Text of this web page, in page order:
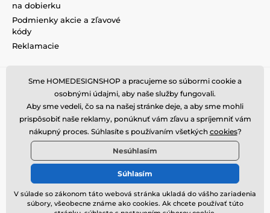
na dobierku
Podmienky akcie a zľavové
kódy
Reklamacie
© 2026 www.homedesignshop.sk ⦁ E-shop vytvorilaSIMPLIA.cz
Sme HOMEDESIGNSHOP a pracujeme so súbormi cookie a
osobnými údajmi, aby naše služby fungovali.
Aby sme vedeli, čo sa na našej stránke deje, a aby sme mohli
prispôsobiť naše reklamy, ponúknuť vám zľavu a spríjemniť vám
nákupný proces. Súhlasíte s používaním všetkých cookies?
Nesúhlasím
Súhlasím
V súlade so zákonom táto webová stránka ukladá do vášho zariadenia
súbory, všeobecne známe ako cookies. Ak chcete používať túto